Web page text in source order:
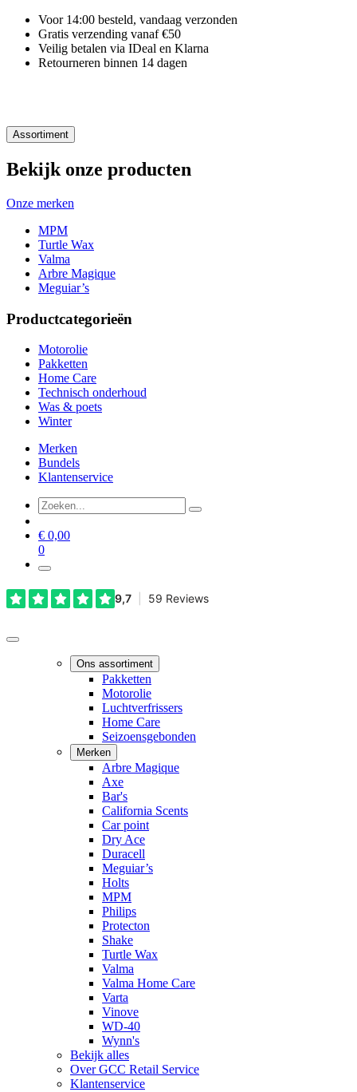
Voor 14:00 besteld, vandaag verzonden
Gratis verzending vanaf €50
Veilig betalen via IDeal en Klarna
Retourneren binnen 14 dagen
Assortiment
Bekijk onze producten
Onze merken
MPM
Turtle Wax
Valma
Arbre Magique
Meguiar’s
Productcategorieën
Motorolie
Pakketten
Home Care
Technisch onderhoud
Was & poets
Winter
Merken
Bundels
Klantenservice
€ 0,00
0
Ons assortiment
Pakketten
Motorolie
Luchtverfrissers
Home Care
Seizoensgebonden
Merken
Arbre Magique
Axe
Bar's
California Scents
Car point
Dry Ace
Duracell
Meguiar’s
Holts
MPM
Philips
Protecton
Shake
Turtle Wax
Valma
Valma Home Care
Varta
Vinove
WD-40
Wynn's
Bekijk alles
Over GCC Retail Service
Klantenservice